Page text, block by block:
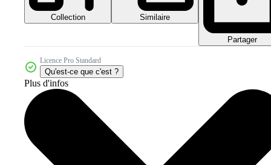
Collection Similaire
Partager
Licence Pro Standard
Qu'est-ce que c'est ?
Plus d'infos